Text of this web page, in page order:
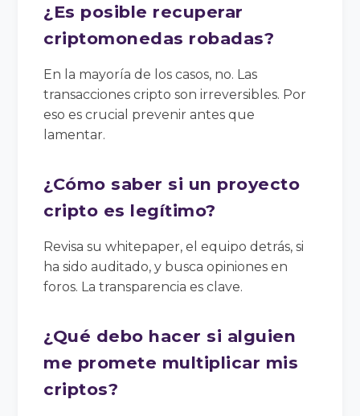
¿Es posible recuperar
criptomonedas robadas?
En la mayoría de los casos, no. Las
transacciones cripto son irreversibles. Por
eso es crucial prevenir antes que
lamentar.
¿Cómo saber si un proyecto
cripto es legítimo?
Revisa su whitepaper, el equipo detrás, si
ha sido auditado, y busca opiniones en
foros. La transparencia es clave.
¿Qué debo hacer si alguien
me promete multiplicar mis
criptos?